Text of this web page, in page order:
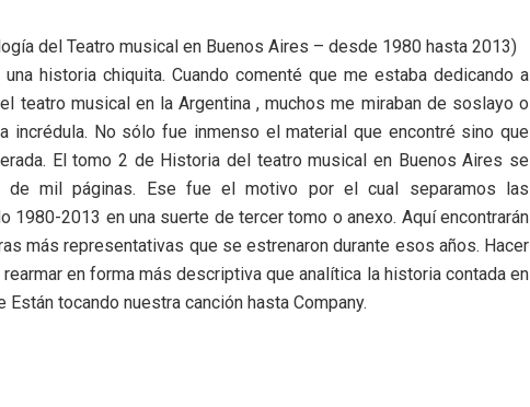
del Teatro musical en Buenos Aires – desde 1980 hasta 2013)
historia chiquita. Cuando comenté que me estaba dedicando a
teatro musical en la Argentina , muchos me miraban de soslayo o
incrédula. No sólo fue inmenso el material que encontré sino que
El tomo 2 de Historia del teatro musical en Buenos Aires se
mil páginas. Ese fue el motivo por el cual separamos las
1980-2013 en una suerte de tercer tomo o anexo. Aquí encontrarán
más representativas que se estrenaron durante esos años. Hacer
en forma más descriptiva que analítica la historia contada en
Están tocando nuestra canción hasta Company.